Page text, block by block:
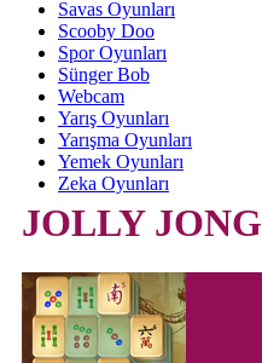
Savas Oyunları
Scooby Doo
Spor Oyunları
Sünger Bob
Webcam
Yarış Oyunları
Yarışma Oyunları
Yemek Oyunları
Zeka Oyunları
JOLLY JONG